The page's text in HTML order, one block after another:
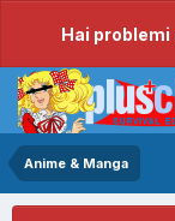
Hai problemi
Anime & Manga